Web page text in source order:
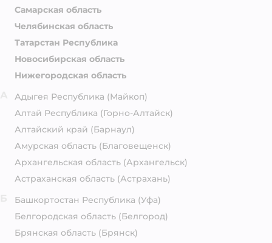
Самарская область
Челябинская область
Татарстан Республика
Новосибирская область
Нижегородская область
Адыгея Республика (Майкоп)
Алтай Республика (Горно-Алтайск)
Алтайский край (Барнаул)
Амурская область (Благовещенск)
Архангельская область (Архангельск)
Астраханская область (Астрахань)
Башкортостан Республика (Уфа)
Белгородская область (Белгород)
Брянская область (Брянск)